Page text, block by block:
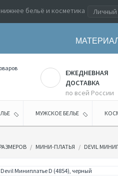
бельё и косметика Личный
ЕЖЕДНЕВНАЯ
ДОСТАВКА
по всей России
МУЖСКОЕ БЕЛЬЕ
МИНИ-ПЛАТЬЯ DEVIL